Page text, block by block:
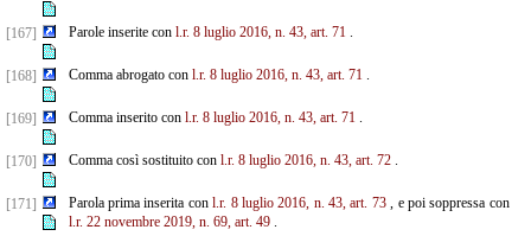
[167] Parole inserite con l.r. 8 luglio 2016, n. 43, art. 71.
[168] Comma abrogato con l.r. 8 luglio 2016, n. 43, art. 71.
[169] Comma inserito con l.r. 8 luglio 2016, n. 43, art. 71.
[170] Comma così sostituito con l.r. 8 luglio 2016, n. 43, art. 72.
[171] Parola prima inserita conl.r. 8 luglio 2016, n. 43, art. 73, e poi soppressa con
l.r. 22 novembre 2019, n. 69, art. 49.